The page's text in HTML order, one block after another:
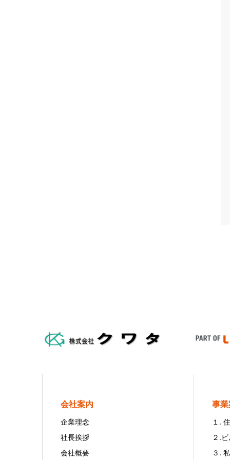
会社案内
企業理念
社長挨拶
会社概要
事
１.
２.
３.